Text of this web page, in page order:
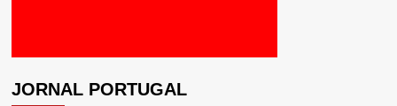
JORNAL PORTUGAL